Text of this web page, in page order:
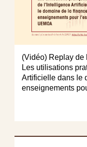
(Vidéo) Replay de
Les utilisations
Artificielle dans le
enseignements